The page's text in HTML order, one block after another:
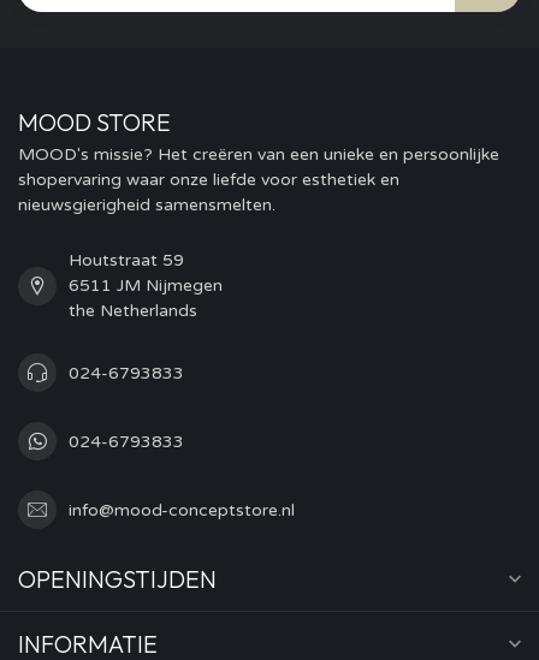
MOOD STORE
MOOD's missie? Het creëren van een unieke en persoonlijke
shopervaring waar onze liefde voor esthetiek en
nieuwsgierigheid samensmelten.
Houtstraat 59
6511 JM Nijmegen
the Netherlands
024-6793833
024-6793833
info@mood-conceptstore.nl
OPENINGSTIJDEN
INFORMATIE